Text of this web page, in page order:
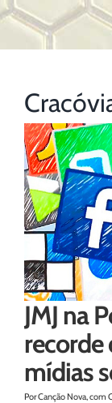
JMJ na
recorde
mídias
Por Canção Nova, com